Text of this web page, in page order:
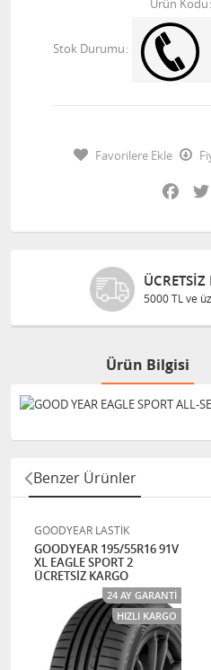
Ürün Kodu
Stok Durumu
Favorilere Ekle
ÜCRETSIZ
5000 TL ve üzeri
Ürün Bilgisi
Benzer Ürünler
GOODYEAR LASTİK
GOODYEAR 195/55R16 91V
XL EAGLE SPORT 2
ÜCRETSİZ KARGO
24 AY GARANTI
HIZLI KARGO